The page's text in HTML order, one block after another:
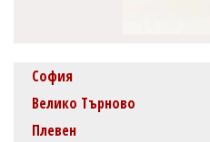
София
Велико Търново
Плевен